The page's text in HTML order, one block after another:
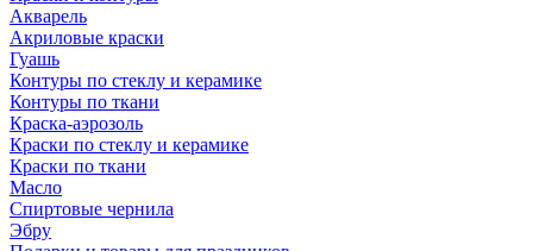
Акварель
Акриловые краски
Гуашь
Контуры по стеклу и керамике
Контуры по ткани
Краска-аэрозоль
Краски по стеклу и керамике
Краски по ткани
Масло
Спиртовые чернила
Эбру